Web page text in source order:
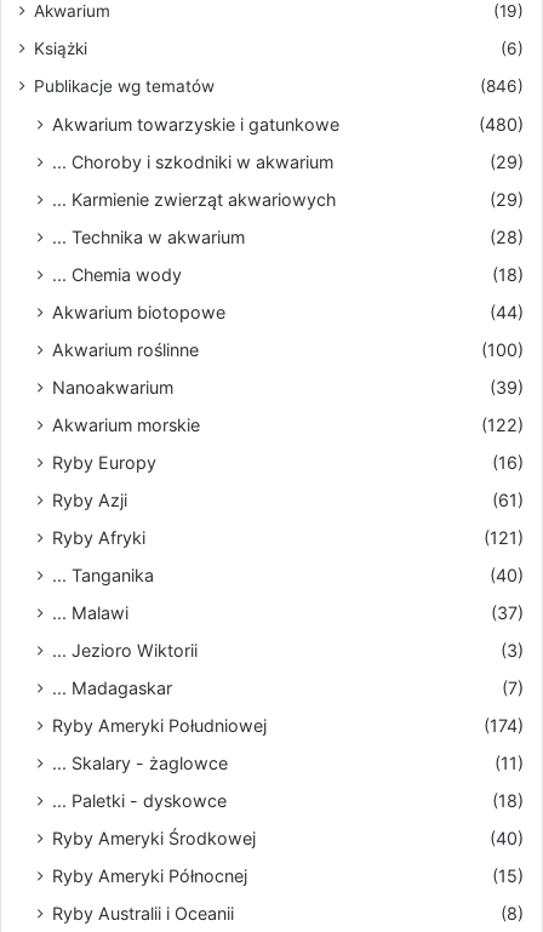
Akwarium
(19)
Książki
(6)
Publikacje wg tematów
(846)
Akwarium towarzyskie i gatunkowe
(480)
... Choroby i szkodniki w akwarium
(29)
... Karmienie zwierząt akwariowych
(29)
... Technika w akwarium
(28)
... Chemia wody
(18)
Akwarium biotopowe
(44)
Akwarium roślinne
(100)
Nanoakwarium
(39)
Akwarium morskie
(122)
Ryby Europy
(16)
Ryby Azji
(61)
Ryby Afryki
(121)
... Tanganika
(40)
... Malawi
(37)
... Jezioro Wiktorii
(3)
... Madagaskar
(7)
Ryby Ameryki Południowej
(174)
... Skalary - żaglowce
(11)
... Paletki - dyskowce
(18)
Ryby Ameryki Środkowej
(40)
Ryby Ameryki Północnej
(15)
Ryby Australii i Oceanii
(8)